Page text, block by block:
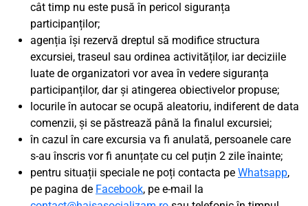
cât timp nu este pusă în pericol siguranța
participanților;
agenția își rezervă dreptul să modifice structura
excursiei, traseul sau ordinea activităților, iar deciziile
luate de organizatori vor avea în vedere siguranța
participanților, dar și atingerea obiectivelor propuse;
locurile în autocar se ocupă aleatoriu, indiferent de data
comenzii, și se păstrează până la finalul excursiei;
în cazul în care excursia va fi anulată, persoanele care
s-au înscris vor fi anunțate cu cel puțin 2 zile înainte;
pentru situații speciale ne poți contacta pe Whatsapp,
pe pagina de Facebook, pe e-mail la